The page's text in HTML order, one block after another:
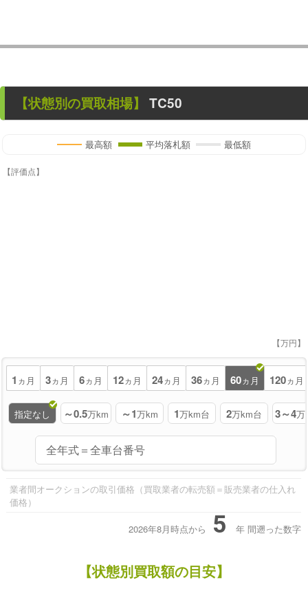
【状態別の買取相場】 TC50
最高額 平均落札額 最低額
【評価点】
【万円】
1 ヵ月 3ヵ月 6ヵ月 12ヵ月 24ヵ月 36ヵ月 60ヵ月 120ヵ月
指定なし ～0.5万km ～1万km 1万km台 2万km台 3～4万
業者間オークションの取引価格（買取業者の転売額＝販売業者の仕入れ
価格）
2026年8月時点から 5 年 間遡った数字
【状態別買取額の目安】